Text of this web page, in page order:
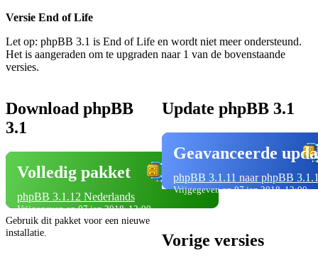
Versie End of Life
Let op: phpBB 3.1 is End of Life en wordt niet meer ondersteund.
Het is aangeraden om te upgraden naar 1 van de bovenstaande
versies.
Download phpBB
3.1
Volledig pakket
phpBB 3.1.12 Nederlands
Vrijgegeven op 07 jan 2018, 12:00
Gebruik dit pakket voor een nieuwe
installatie.
Update phpBB 3.1
Geavanceerde
phpBB 3.1.11 naar phpBB
Vrijgegeven op 07 jan 2018, 12:00
Vorige versies